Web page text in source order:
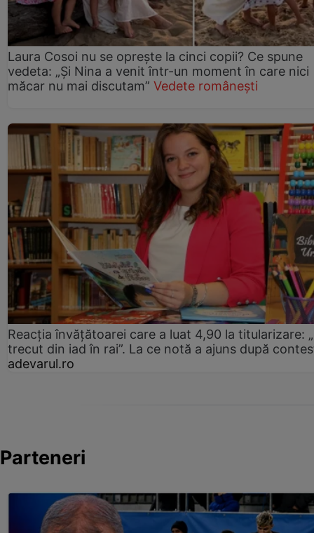
Laura Cosoi nu se oprește la cinci copii? Ce spune
vedeta: „Și Nina a venit într-un moment în care nici
măcar nu mai discutam” Vedete românești
Reacția învățătoarei care a luat 4,90 la titularizare:
trecut din iad în rai”. La ce notă a ajuns după
adevarul.ro
Parteneri